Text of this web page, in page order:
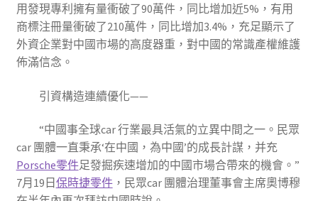
用發現專利擁有量衝破了90萬件，同比增加近5%，有用
商標注冊量衝破了210萬件，同比增加3.4%，充足顯示了
外資企業對中國市場的高度器重，對中國的常識產權維護
佈滿信念。
引資構造連續優化——
“中國事全球car 行業最具活氣的立異中間之一。民眾
car 團體一直秉承‘在中國，為中國’的成長計謀，并充
Porsche零件足發掘疾速增加的中國市場合帶來的機會。”
7月19日 保時捷零件，民眾car 團體治理董事會主席奧博穆